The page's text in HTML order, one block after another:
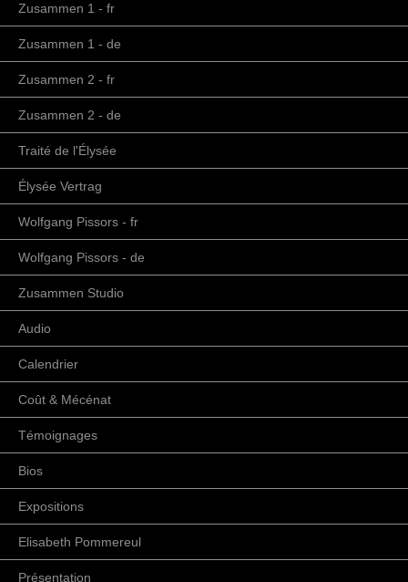
Zusammen 1 - fr
Zusammen 1 - de
Zusammen 2 - fr
Zusammen 2 - de
Traité de l'Élysée
Élysée Vertrag
Wolfgang Pissors - fr
Wolfgang Pissors - de
Zusammen Studio
Audio
Calendrier
Coût & Mécénat
Témoignages
Bios
Expositions
Elisabeth Pommereul
Présentation